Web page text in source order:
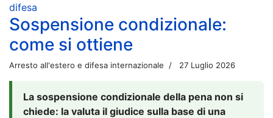
difesa
Sospensione condizionale:
come si ottiene
Arresto all'estero e difesa internazionale 27 Luglio 2026
La sospensione condizionale della pena non si
chiede: la valuta il giudice sulla base di una